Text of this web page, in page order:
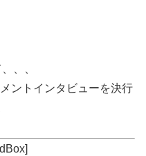
、、
ントインタビューを決行